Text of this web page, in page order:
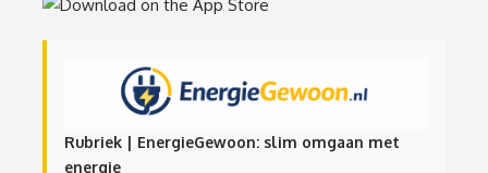
Rubriek | EnergieGewoon: slim omgaan met
energie